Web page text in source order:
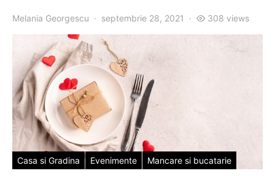
Melania Georgescu septembrie 28, 2021 308 views
Casa si Gradina Evenimente Mancare si bucatarie